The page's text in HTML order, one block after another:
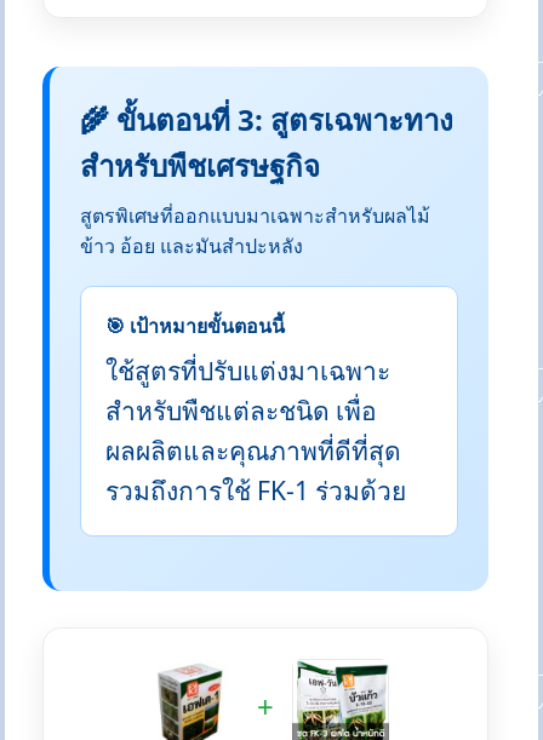
🌾 ขั้นตอนที่ 3: สูตรเฉพาะทาง
สำหรับพืชเศรษฐกิจ
สูตรพิเศษที่ออกแบบมาเฉพาะสำหรับผลไม้
ข้าว อ้อย และมันสำปะหลัง
🎯 เป้าหมายขั้นตอนนี้
ใช้สูตรที่ปรับแต่งมาเฉพาะ
สำหรับพืชแต่ละชนิด เพื่อ
ผลผลิตและคุณภาพที่ดีที่สุด
รวมถึงการใช้ FK-1 ร่วมด้วย
+